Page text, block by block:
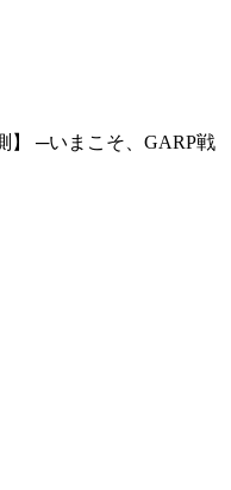
】 ─いまこそ、GARP戦